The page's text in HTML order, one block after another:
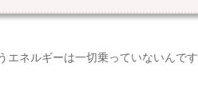
ネルギーは一切乗っていないんです